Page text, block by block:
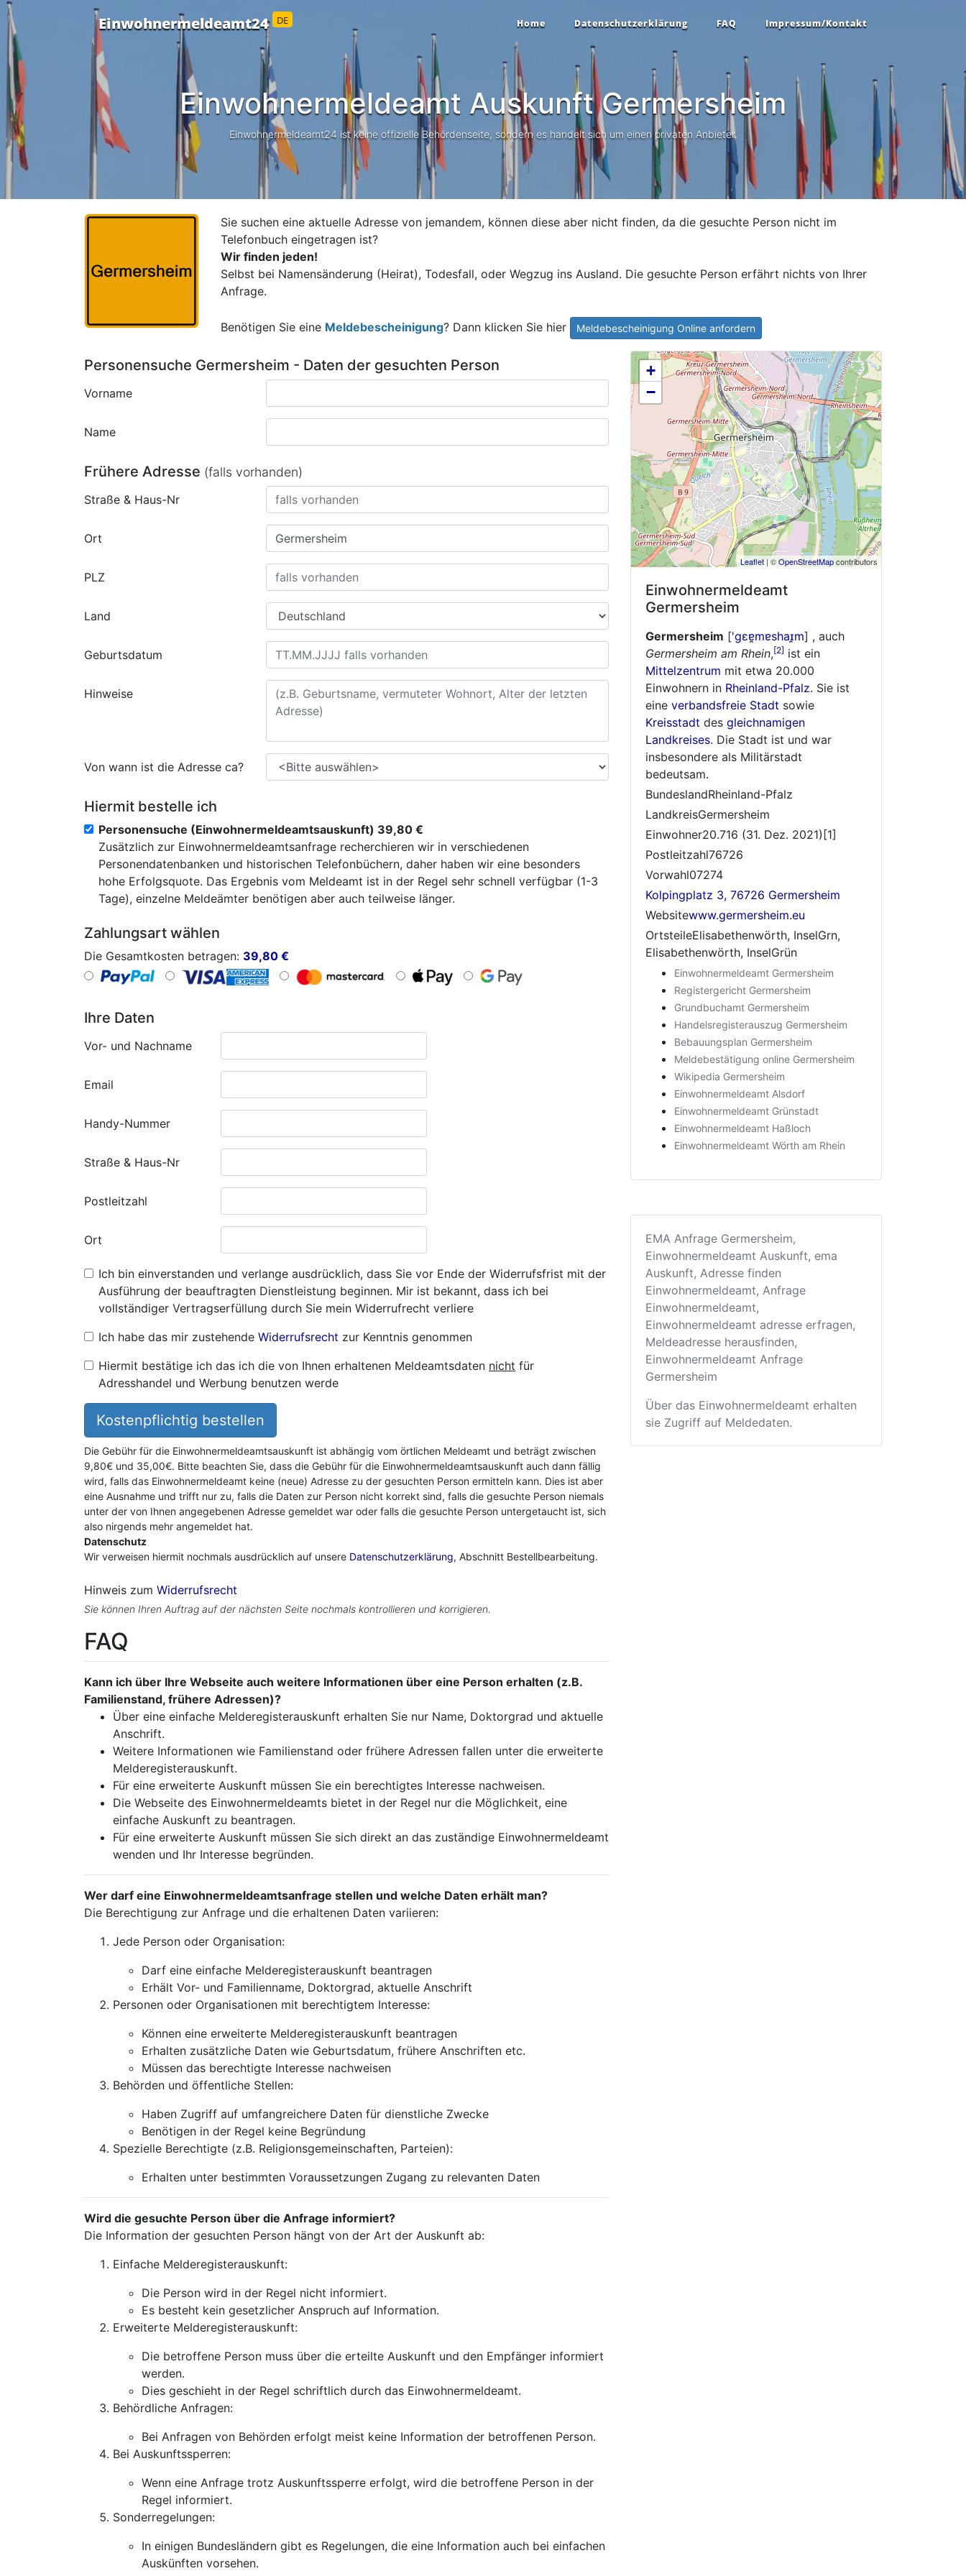
Einwohnermeldeamt24 DE Home Datenschutzerklärung FAQ Impressum/Kontakt
Einwohnermeldeamt AuskunftGermersheim
Einwohnermeldeamt24 ist keine offizielle Behördenseite, sondern es handelt sich um einen privaten Anbieter.
Sie suchen eine aktuelle Adresse von jemandem, können diese aber nicht finden, da die gesuchte Person nicht im
Telefonbuch eingetragen ist?
Wir finden jeden!
Selbst bei Namensänderung (Heirat), Todesfall, oder Wegzug ins Ausland. Die gesuchte Person erfährt nichts von Ihrer
Anfrage.
Benötigen Sie eine Meldebescheinigung? Dann klicken Sie hier Meldebescheinigung Online anfordern
Personensuche Germersheim - Daten der gesuchten Person
Vorname
Name
Frühere Adresse (falls vorhanden)
Straße & Haus-Nr
Ort
PLZ
Land
Geburtsdatum
Hinweise
Von wann ist die Adresse ca?
Hiermit bestelle ich
Personensuche (Einwohnermeldeamtsauskunft) 39,80 €
Zusätzlich zur Einwohnermeldeamtsanfrage recherchieren wir in verschiedenen
Personendatenbanken und historischen Telefonbüchern, daher haben wir eine besonders
hohe Erfolgsquote. Das Ergebnis vom Meldeamt ist in der Regel sehr schnell verfügbar (1-3
Tage), einzelne Meldeämter benötigen aber auch teilweise länger.
Zahlungsart wählen
Die Gesamtkosten betragen: 39,80 €
Ihre Daten
Vor- und Nachname
Email
Handy-Nummer
Straße & Haus-Nr
Postleitzahl
Ort
Ich bin einverstanden und verlange ausdrücklich, dass Sie vor Ende der Widerrufsfrist mit der
Ausführung der beauftragten Dienstleistung beginnen. Mir ist bekannt, dass ich bei
vollständiger Vertragserfüllung durch Sie mein Widerrufrecht verliere
Ich habe das mir zustehende Widerrufsrecht zur Kenntnis genommen
Hiermit bestätige ich das ich die von Ihnen erhaltenen Meldeamtsdaten nicht für
Adresshandel und Werbung benutzen werde
Kostenpflichtig bestellen
Die Gebühr für die Einwohnermeldeamtsauskunft ist abhängig vom örtlichen Meldeamt und beträgt zwischen
9,80€ und 35,00€. Bitte beachten Sie, dass die Gebühr für die Einwohnermeldeamtsauskunft auch dann fällig
wird, falls das Einwohnermeldeamt keine (neue) Adresse zu der gesuchten Person ermitteln kann. Dies ist aber
eine Ausnahme und trifft nur zu, falls die Daten zur Person nicht korrekt sind, falls die gesuchte Person niemals
unter der von Ihnen angegebenen Adresse gemeldet war oder falls die gesuchte Person untergetaucht ist, sich
also nirgends mehr angemeldet hat.
Datenschutz
Wir verweisen hiermit nochmals ausdrücklich auf unsere Datenschutzerklärung, Abschnitt Bestellbearbeitung.
Hinweis zum Widerrufsrecht
Sie können Ihren Auftrag auf der nächsten Seite nochmals kontrollieren und korrigieren.
FAQ
Kann ich über Ihre Webseite auch weitere Informationen über eine Person erhalten (z.B.
Familienstand, frühere Adressen)?
Über eine einfache Melderegisterauskunft erhalten Sie nur Name, Doktorgrad und aktuelle
Anschrift.
Weitere Informationen wie Familienstand oder frühere Adressen fallen unter die erweiterte
Melderegisterauskunft.
Für eine erweiterte Auskunft müssen Sie ein berechtigtes Interesse nachweisen.
Die Webseite des Einwohnermeldeamts bietet in der Regel nur die Möglichkeit, eine
einfache Auskunft zu beantragen.
Für eine erweiterte Auskunft müssen Sie sich direkt an das zuständige Einwohnermeldeamt
wenden und Ihr Interesse begründen.
Wer darf eine Einwohnermeldeamtsanfrage stellen und welche Daten erhält man?
Die Berechtigung zur Anfrage und die erhaltenen Daten variieren:
Jede Person oder Organisation:
Darf eine einfache Melderegisterauskunft beantragen
Erhält Vor- und Familienname, Doktorgrad, aktuelle Anschrift
Personen oder Organisationen mit berechtigtem Interesse:
Können eine erweiterte Melderegisterauskunft beantragen
Erhalten zusätzliche Daten wie Geburtsdatum, frühere Anschriften etc.
Müssen das berechtigte Interesse nachweisen
Behörden und öffentliche Stellen:
Haben Zugriff auf umfangreichere Daten für dienstliche Zwecke
Benötigen in der Regel keine Begründung
Spezielle Berechtigte (z.B. Religionsgemeinschaften, Parteien):
Erhalten unter bestimmten Voraussetzungen Zugang zu relevanten Daten
Wird die gesuchte Person über die Anfrage informiert?
Die Information der gesuchten Person hängt von der Art der Auskunft ab:
Einfache Melderegisterauskunft:
Die Person wird in der Regel nicht informiert.
Es besteht kein gesetzlicher Anspruch auf Information.
Erweiterte Melderegisterauskunft:
Die betroffene Person muss über die erteilte Auskunft und den Empfänger informiert
werden.
Dies geschieht in der Regel schriftlich durch das Einwohnermeldeamt.
Behördliche Anfragen:
Bei Anfragen von Behörden erfolgt meist keine Information der betroffenen Person.
Bei Auskunftssperren:
Wenn eine Anfrage trotz Auskunftssperre erfolgt, wird die betroffene Person in der
Regel informiert.
Sonderregelungen:
In einigen Bundesländern gibt es Regelungen, die eine Information auch bei einfachen
Auskünften vorsehen.
+
−
Leaflet| ©OpenStreetMapcontributors
Einwohnermeldeamt
Germersheim
Germersheim ['gɛɐ̯mɐshaɪ̯m] , auch
Germersheim am Rhein,[2] ist ein
Mittelzentrum mit etwa 20.000
Einwohnern in Rheinland-Pfalz. Sie ist
eine verbandsfreie Stadt sowie
Kreisstadt des gleichnamigen
Landkreises. Die Stadt ist und war
insbesondere als Militärstadt
bedeutsam.
BundeslandRheinland-Pfalz
LandkreisGermersheim
Einwohner20.716 (31. Dez. 2021)[1]
Postleitzahl76726
Vorwahl07274
Kolpingplatz 3, 76726 Germersheim
Websitewww.germersheim.eu
OrtsteileElisabethenwörth, InselGrn,
Elisabethenwörth, InselGrün
Einwohnermeldeamt Germersheim
Registergericht Germersheim
Grundbuchamt Germersheim
Handelsregisterauszug Germersheim
Bebauungsplan Germersheim
Meldebestätigung online Germersheim
Wikipedia Germersheim
Einwohnermeldeamt Alsdorf
Einwohnermeldeamt Grünstadt
Einwohnermeldeamt Haßloch
Einwohnermeldeamt Wörth am Rhein
EMA Anfrage Germersheim,
Einwohnermeldeamt Auskunft, ema
Auskunft, Adresse finden
Einwohnermeldeamt, Anfrage
Einwohnermeldeamt,
Einwohnermeldeamt adresse erfragen,
Meldeadresse herausfinden,
Einwohnermeldeamt Anfrage
Germersheim
Über das Einwohnermeldeamt erhalten
sie Zugriff auf Meldedaten.